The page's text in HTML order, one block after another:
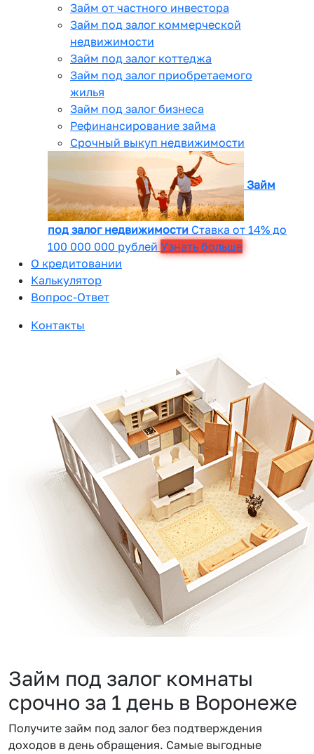
Займ от частного инвестора
Займ под залог коммерческой
недвижимости
Займ под залог коттеджа
Займ под залог приобретаемого
жилья
Займ под залог бизнеса
Рефинансирование займа
Срочный выкуп недвижимости
Займ
под залог недвижимости Ставка от 14% до
100 000 000 рублей Узнать больше
О кредитовании
Калькулятор
Вопрос-Ответ
Контакты
Займ под залог комнаты
срочно за 1 день в Воронеже
Получите займ под залог без подтверждения
доходов в день обращения. Самые выгодные